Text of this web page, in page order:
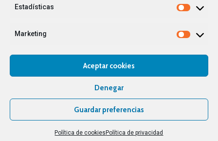
Estadísticas
Marketing
Aceptar cookies
Denegar
Guardar preferencias
Política de cookies Política de privacidad
señaladas fechas queremos expresarle nuestro más
un próspero año 2018.
Afectuosamente:
Gesfinc Canarias